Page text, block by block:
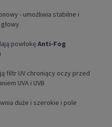
- umożliwia stabilne i
powłokęAnti-Fog
filtr UV chroniący oczy przed
UVA i UVB
duże i szerokie i pole